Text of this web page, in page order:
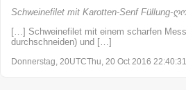
Schweinefilet mit Karotten-Senf
[…] Schweinefilet mit einem scharfen
durchschneiden) und […]
Donnerstag, 20UTCThu, 20 Oct 2016